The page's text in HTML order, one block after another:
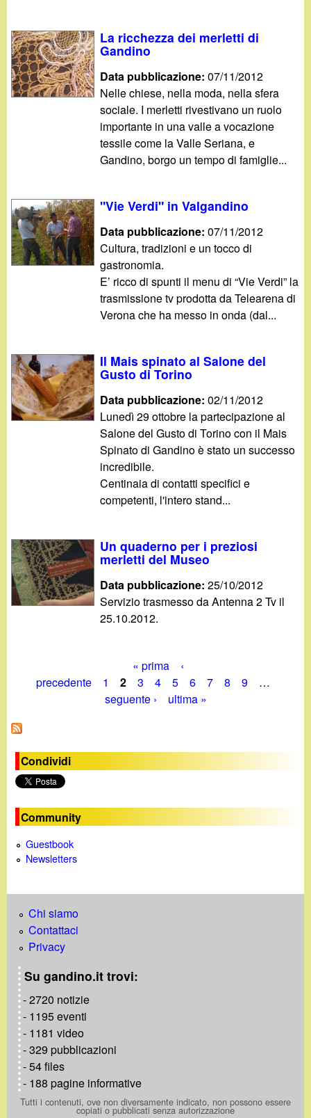
La ricchezza dei merletti di
Gandino
Data pubblicazione:07/11/2012
Nelle chiese, nella moda, nella sfera
sociale. I merletti rivestivano un ruolo
importante in una valle a vocazione
tessile come la Valle Seriana, e
Gandino, borgo un tempo di famiglie...
"Vie Verdi" in Valgandino
Data pubblicazione:07/11/2012
Cultura, tradizioni e un tocco di
gastronomia.
E’ ricco di spunti il menu di “Vie Verdi” la
trasmissione tv prodotta da Telearena di
Verona che ha messo in onda (dal...
Il Mais spinato al Salone del
Gusto di Torino
Data pubblicazione:02/11/2012
Lunedì 29 ottobre la partecipazione al
Salone del Gusto di Torino con il Mais
Spinato di Gandino è stato un successo
incredibile.
Centinaia di contatti specifici e
competenti, l'intero stand...
Un quaderno per i preziosi
merletti del Museo
Data pubblicazione:25/10/2012
Servizio trasmesso da Antenna 2 Tv il
25.10.2012.
g
i
n
e
« prima
‹
precedente
1 2 3 4 5 6 7 8 9
…
seguente ›
ultima »
Condividi
Community
Guestbook
Newsletters
Chi siamo
Contattaci
Privacy
Su gandino.it trovi:
- 2720 notizie
- 1195 eventi
- 1181 video
- 329 pubblicazioni
- 54 files
- 188 pagine informative
Tutti i contenuti, ove non diversamente indicato, non possono essere
copiati o pubblicati senza autorizzazione